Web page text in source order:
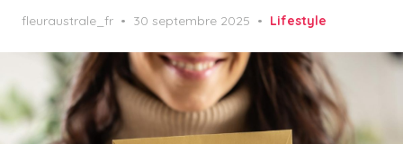
fleuraustrale_fr
Posted
30 septembre 2025 Lifestyle